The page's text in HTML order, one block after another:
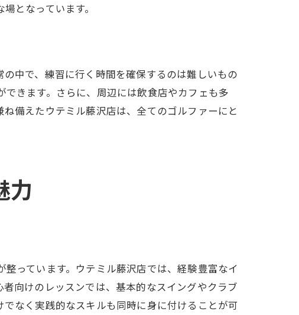
ミル藤沢店
となっています。
中で、練習に行く時間を確保するのは難しいもの
きます。さらに、周辺には飲食店やカフェも多
備えたウテミル藤沢店は、全てのゴルファーにと
力
っています。ウテミル藤沢店では、経験豊富なイ
向けのレッスンでは、基本的なスイングやクラブ
なく実践的なスキルも同時に身に付けることが可